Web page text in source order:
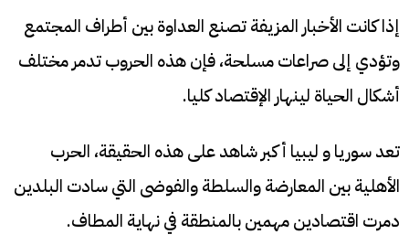
إذا كانت الأخبار المزيفة تصنع العداوة بين أطراف المجتمع
وتؤدي إلى صراعات مسلحة، فإن هذه الحروب تدمر مختلف
أشكال الحياة لينهار الإقتصاد كليا.
تعد سوريا و ليبيا أكبر شاهد على هذه الحقيقة، الحرب
الأهلية بين المعارضة والسلطة والفوضى التي سادت البلدين
دمرت اقتصادين مهمين بالمنطقة في نهاية المطاف.